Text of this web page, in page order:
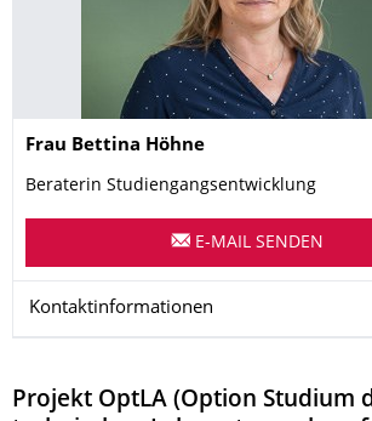
Name
Frau Bettina Höhne
Beraterin Studiengangsentwicklung
E-MAIL SENDEN
Kontaktinformationen
Projekt OptLA (Option Studium